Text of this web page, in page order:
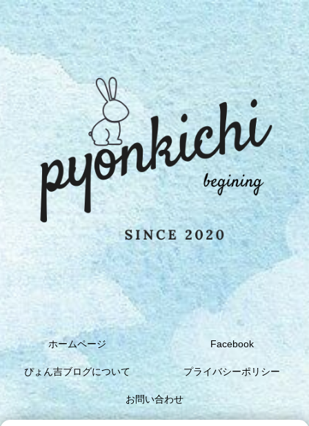
ホームページ Facebook
ぴょん吉ブログについて プライバシーポリシー
お問い合わせ